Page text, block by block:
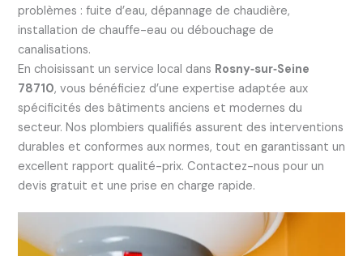
problèmes : fuite d’eau, dépannage de chaudière,
installation de chauffe-eau ou débouchage de
canalisations.
En choisissant un service local dans Rosny‑sur‑Seine
78710, vous bénéficiez d’une expertise adaptée aux
spécificités des bâtiments anciens et modernes du
secteur. Nos plombiers qualifiés assurent des interventions
durables et conformes aux normes, tout en garantissant un
excellent rapport qualité-prix. Contactez-nous pour un
devis gratuit et une prise en charge rapide.